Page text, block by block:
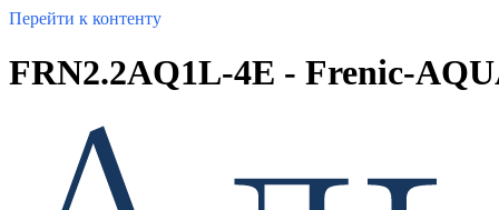
Перейти к контенту
FRN2.2AQ1L-4E - Frenic-